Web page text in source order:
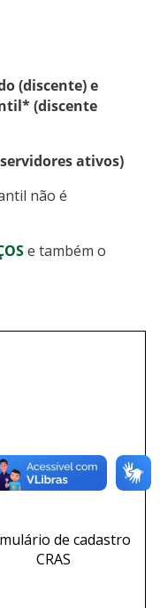
(discente)e
(discente
ativos)
não é
e também o
de cadastro
CRAS